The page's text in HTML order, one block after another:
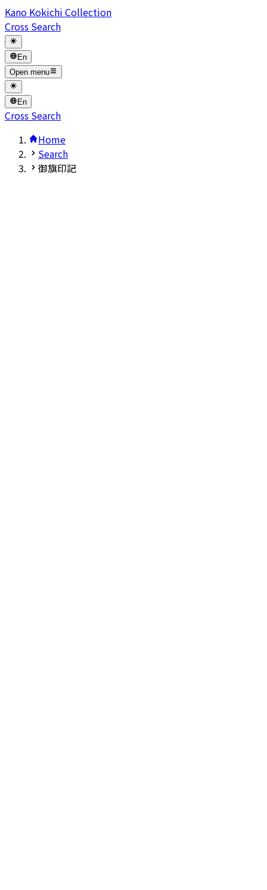
Kano Kokichi Collection
Cross Search
En
Open menu
En
Cross Search
Home
Search
御旗印記